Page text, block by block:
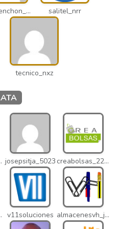
garciamenchon_puz salitel_nrr
tecnico_nxz
josepsitja_5023 creabolsas_22110
v11soluciones almacenesvh_jo2